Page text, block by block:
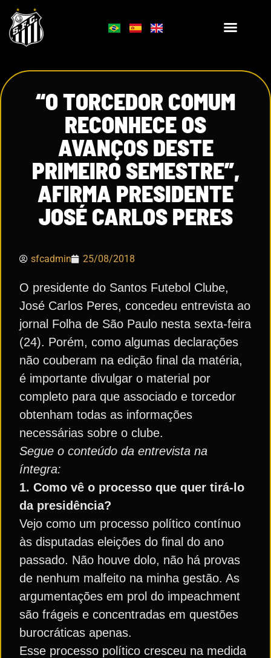
“O TORCEDOR COMUM
RECONHECE OS
AVANÇOS DESTE
PRIMEIRO SEMESTRE”,
AFIRMA PRESIDENTE
JOSÉ CARLOS PERES
sfcadmin 25/08/2018
O presidente do Santos Futebol Clube,
José Carlos Peres, concedeu entrevista ao
jornal Folha de São Paulo nesta sexta-feira
(24). Porém, como algumas declarações
não couberam na edição final da matéria,
é importante divulgar o material por
completo para que associado e torcedor
obtenham todas as informações
necessárias sobre o clube.
Segue o conteúdo da entrevista na
íntegra:
1. Como vê o processo que quer tirá-lo
da presidência?
Vejo como um processo político contínuo
às disputadas eleições do final do ano
passado. Não houve dolo, não há provas
de nenhum malfeito na minha gestão. As
argumentações em prol do impeachment
são frágeis e concentradas em questões
burocráticas apenas.
Esse processo político cresceu na medida